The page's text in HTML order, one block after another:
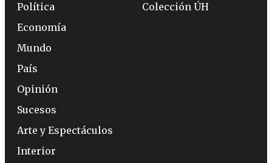
Política
Economía
Mundo
País
Opinión
Sucesos
Arte y Espectáculos
Interior
Colección ÚH